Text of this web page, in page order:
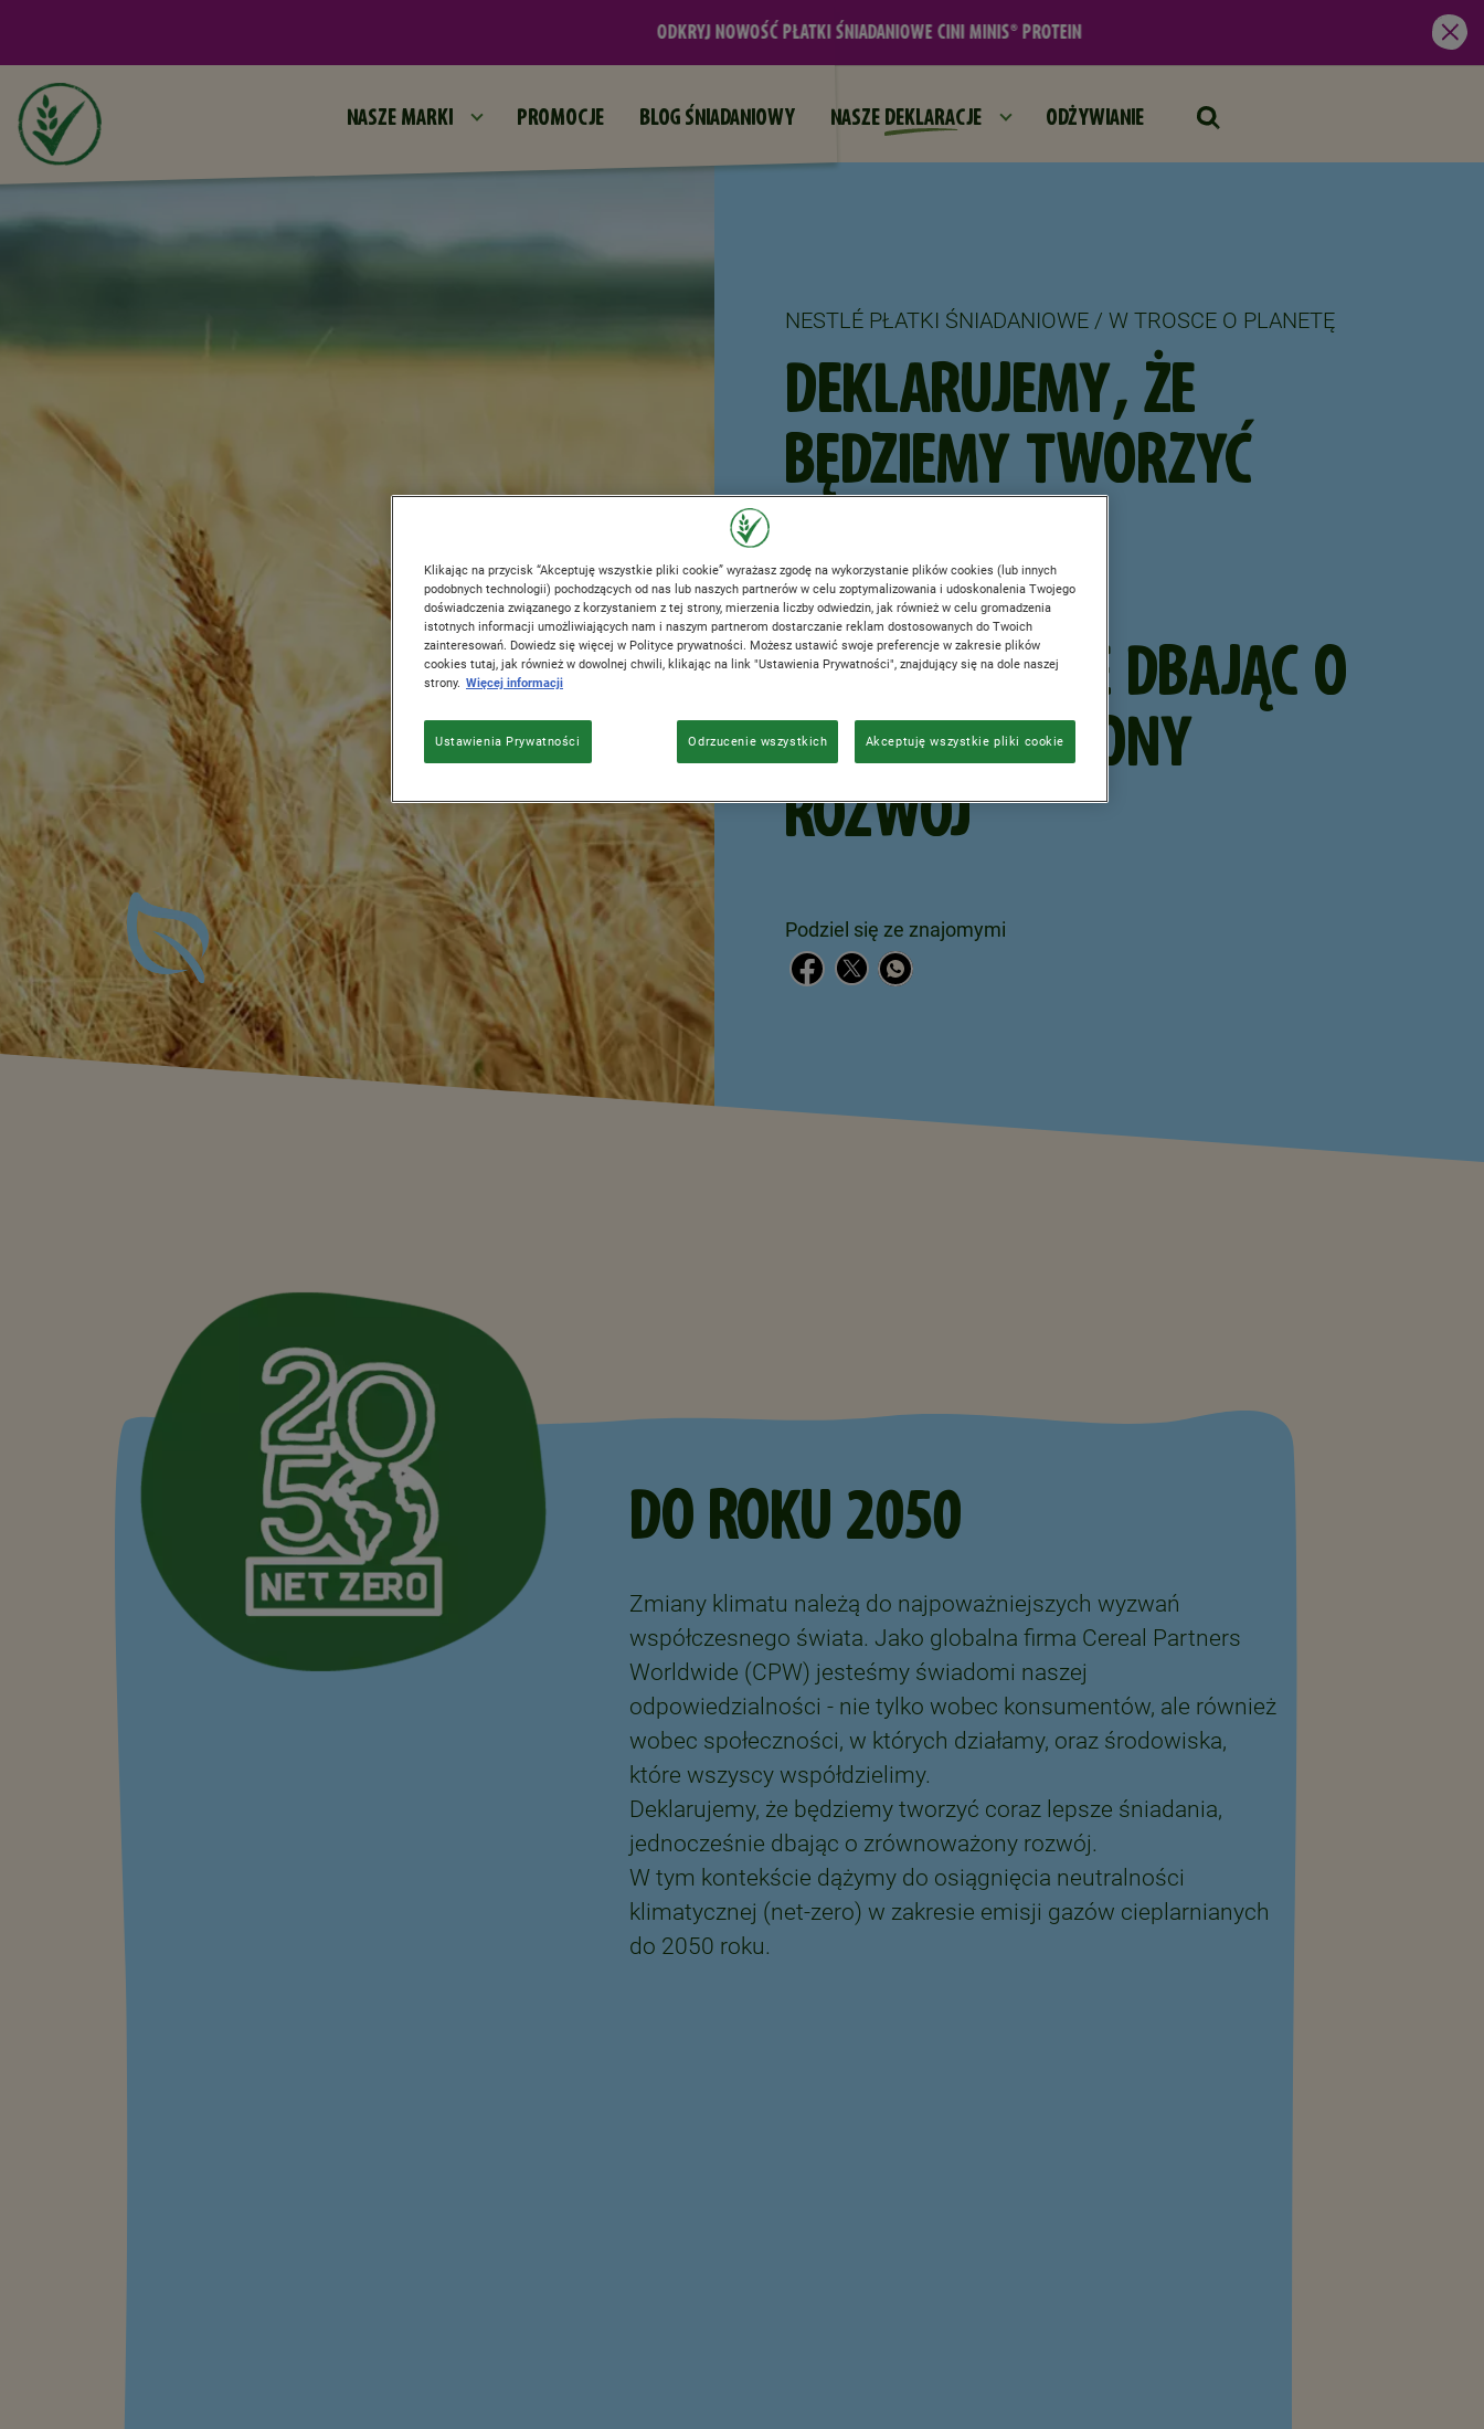
Przejdź do treści
ODKRYJ NOWOŚĆ PŁATKI ŚNIADANIOWE CINI MINIS® PROTEIN
NASZE MARKI PROMOCJE BLOG ŚNIADANIOWY NASZE DEKLARACJE ODŻYWIANIE
NESTLÉ PŁATKI ŚNIADANIOWE / W TROSCE O PLANETĘ
DEKLARUJEMY, ŻE
BĘDZIEMY TWORZYĆ
ŚNIADANIA,
JEDNOCZEŚNIE DBAJĄC O
ZRÓWNOWAŻONY
ROZWÓJ
Podziel się ze znajomymi
DO ROKU 2050
Zmiany klimatu należą do najpoważniejszych wyzwań
współczesnego świata. Jako globalna firma Cereal Partners
Worldwide (CPW) jesteśmy świadomi naszej
odpowiedzialności - nie tylko wobec konsumentów, ale również
wobec społeczności, w których działamy, oraz środowiska,
które wszyscy współdzielimy.
Deklarujemy, że będziemy tworzyć coraz lepsze śniadania,
jednocześnie dbając o zrównoważony rozwój.
W tym kontekście dążymy do osiągnięcia neutralności
klimatycznej (net‑zero) w zakresie emisji gazów cieplarnianych
do 2050 roku.
Klikając na przycisk “Akceptuję wszystkie pliki cookie” wyrażasz zgodę na wykorzystanie plików cookies (lub innych
podobnych technologii) pochodzących od nas lub naszych partnerów w celu zoptymalizowania i udoskonalenia Twojego
doświadczenia związanego z korzystaniem z tej strony, mierzenia liczby odwiedzin, jak również w celu gromadzenia
istotnych informacji umożliwiających nam i naszym partnerom dostarczanie reklam dostosowanych do Twoich
zainteresowań. Dowiedz się więcej w Polityce prywatności. Możesz ustawić swoje preferencje w zakresie plików
cookies tutaj, jak również w dowolnej chwili, klikając na link "Ustawienia Prywatności", znajdujący się na dole naszej
strony. Więcej informacji
Ustawienia Prywatności Odrzucenie wszystkich Akceptuję wszystkie pliki cookie